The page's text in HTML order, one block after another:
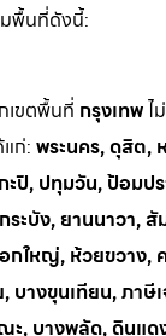
พื้นที่ดังนี้:
เขตพื้นที่ กรุงเทพไ
ก่: พระนคร, ดุสิต,
ะปิ, ปทุมวัน, ป้อมป
ระบัง, ยานนาวา,
กใหญ่, ห้วยขวาง,
บางขุนเทียน, ภาษี
ะ, บางพลัด, ดินแด